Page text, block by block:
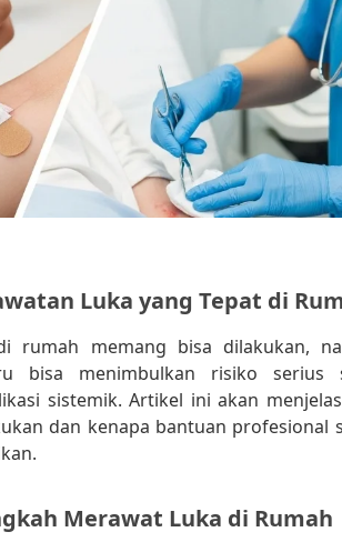
Luka yang Tepat di
rumah memang bisa dilakukan,
bisa menimbulkan risiko serius
sistemik. Artikel ini akan
dan kenapa bantuan profesional
Merawat Luka di Rumah